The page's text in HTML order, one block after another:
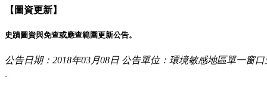
【圖資更新】
史蹟圖資與免查或應查範圍更新公告。
公告日期：2018年03月08日 公告單位：環境敏感地區單一窗